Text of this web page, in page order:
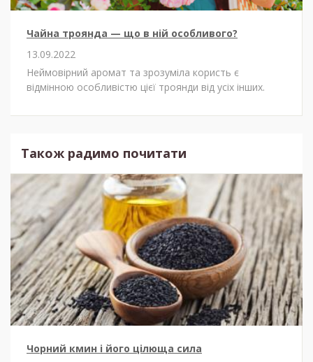
Чайна троянда — що в ній особливого?
13.09.2022
Неймовірний аромат та зрозуміла користь є
відмінною особливістю цієї троянди від усіх інших.
Також радимо почитати
Чорний кмин і його цілюща сила